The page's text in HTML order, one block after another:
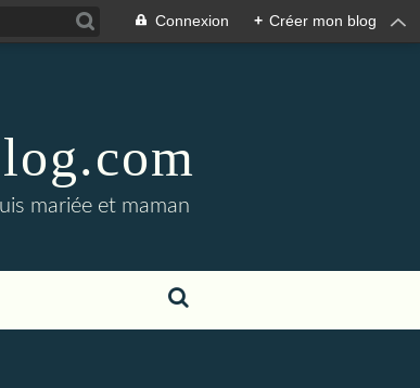
Connexion + Créer mon blog
mariée et maman